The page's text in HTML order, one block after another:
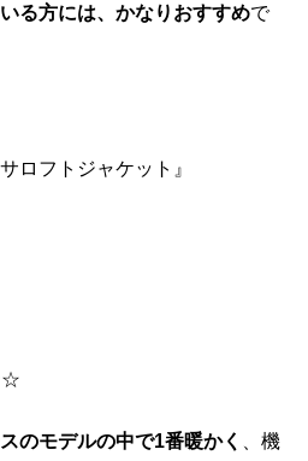
る方には、かなりおすすめで
ロフトジャケット』
のモデルの中で1番暖かく
、機